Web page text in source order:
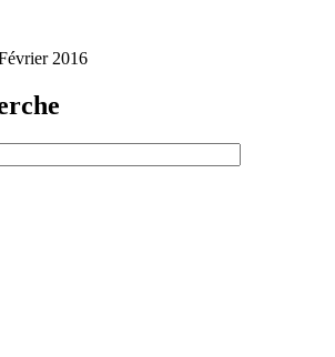
2016